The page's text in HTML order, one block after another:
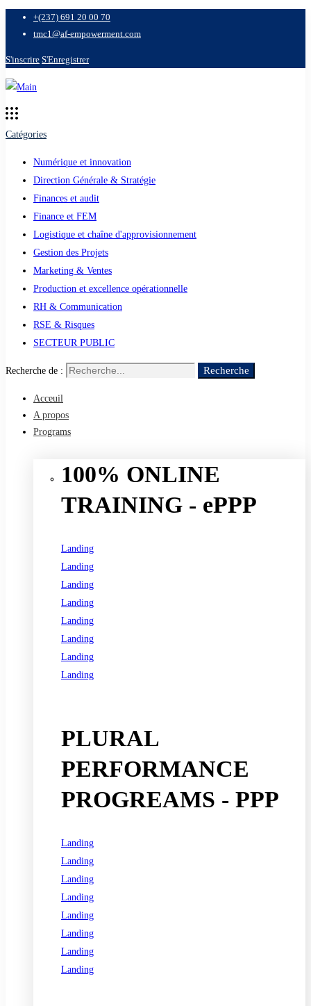
+(237) 691 20 00 70
tmc1@af-empowerment.com
S'inscrire S'Enregistrer
Catégories
Numérique et innovation
Direction Générale & Stratégie
Finances et audit
Finance et FEM
Logistique et chaîne d'approvisionnement
Gestion des Projets
Marketing & Ventes
Production et excellence opérationnelle
RH & Communication
RSE & Risques
SECTEUR PUBLIC
Recherche de : Recherche
Acceuil
A propos
Programs
100% ONLINE
TRAINING - ePPP
Landing
Landing
Landing
Landing
Landing
Landing
Landing
Landing
PLURAL
PERFORMANCE
PROGREAMS - PPP
Landing
Landing
Landing
Landing
Landing
Landing
Landing
Landing